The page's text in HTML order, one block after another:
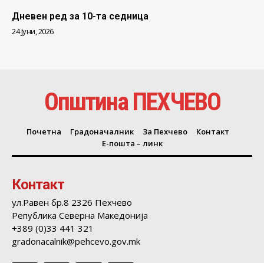
Дневен ред за 10-та седница
24 Јуни, 2026
Општина ПЕХЧЕВО
Почетна Градоначалник За Пехчево
Контакт
Е-пошта – линк
Контакт
ул.Равен бр.8 2326 Пехчево
Република Северна Македонија
+389 (0)33 441 321
gradonacalnik@pehcevo.gov.mk